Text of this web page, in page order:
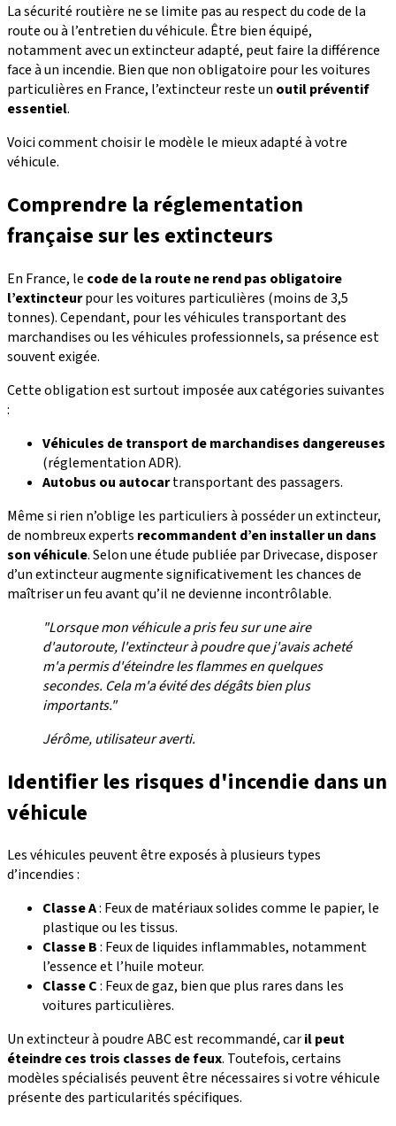
La sécurité routière ne se limite pas au respect du code de la
route ou à l’entretien du véhicule. Être bien équipé,
notamment avec un extincteur adapté, peut faire la différence
face à un incendie. Bien que non obligatoire pour les voitures
particulières en France, l’extincteur reste un outil préventif
essentiel.
Voici comment choisir le modèle le mieux adapté à votre
véhicule.
Comprendre la réglementation
française sur les extincteurs
En France, le code de la route ne rend pas obligatoire
l’extincteurpour les voitures particulières (moins de 3,5
tonnes). Cependant, pour les véhicules transportant des
marchandises ou les véhicules professionnels, sa présence est
souvent exigée.
Cette obligation est surtout imposée aux catégories suivantes
:
Véhicules de transport de marchandises dangereuses
(réglementation ADR).
Autobus ou autocartransportant des passagers.
Même si rien n’oblige les particuliers à posséder un extincteur,
de nombreux experts recommandent d’en installer un dans
son véhicule. Selon une étude publiée par Drivecase, disposer
d’un extincteur augmente significativement les chances de
maîtriser un feu avant qu’il ne devienne incontrôlable.
"Lorsque mon véhicule a pris feu sur une aire
d'autoroute, l'extincteur à poudre que j'avais acheté
m'a permis d'éteindre les flammes en quelques
secondes. Cela m'a évité des dégâts bien plus
importants."
Jérôme, utilisateur averti.
Identifier les risques d'incendie dans un
véhicule
Les véhicules peuvent être exposés à plusieurs types
d’incendies :
Classe A: Feux de matériaux solides comme le papier, le
plastique ou les tissus.
Classe B: Feux de liquides inflammables, notamment
l’essence et l’huile moteur.
Classe C: Feux de gaz, bien que plus rares dans les
voitures particulières.
Un extincteur à poudre ABC est recommandé, caril peut
éteindre ces trois classes de feux. Toutefois, certains
modèles spécialisés peuvent être nécessaires si votre véhicule
présente des particularités spécifiques.